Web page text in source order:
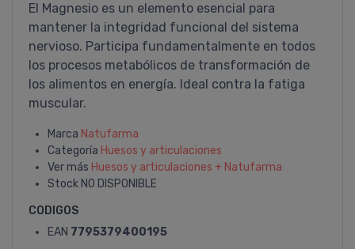
El Magnesio es un elemento esencial para
mantener la integridad funcional del sistema
nervioso. Participa fundamentalmente en todos
los procesos metabólicos de transformación de
los alimentos en energí­a. Ideal contra la fatiga
muscular.
Marca Natufarma
Categoría Huesos y articulaciones
Ver más Huesos y articulaciones + Natufarma
Stock NO DISPONIBLE
CODIGOS
EAN 7795379400195